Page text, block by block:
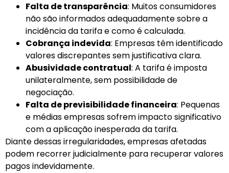
Falta de transparência: Muitos consumidores
não são informados adequadamente sobre a
incidência da tarifa e como é calculada.
Cobrança indevida: Empresas têm identificado
valores discrepantes sem justificativa clara.
Abusividade contratual: A tarifa é imposta
unilateralmente, sem possibilidade de
negociação.
Falta de previsibilidade financeira: Pequenas
e médias empresas sofrem impacto significativo
com a aplicação inesperada da tarifa.
Diante dessas irregularidades, empresas afetadas
podem recorrer judicialmente para recuperar valores
pagos indevidamente.